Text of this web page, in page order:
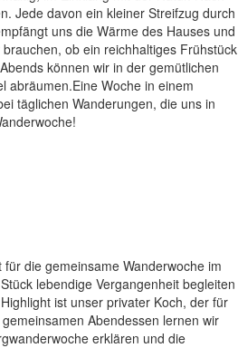
Jede davon ein kleiner Streifzug durch
uns die Wärme des Hauses und
ob ein reichhaltiges Frühstück
können wir in der gemütlichen
abräumen.Eine Woche in einem
täglichen Wanderungen, die uns in
die gemeinsame Wanderwoche im
lebendige Vergangenheit begleiten
ist unser privater Koch, der für
Abendessen lernen wir
erklären und die